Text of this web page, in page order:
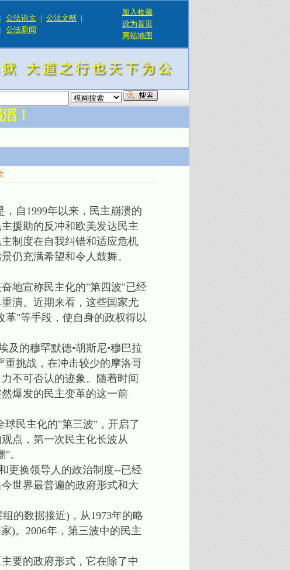
| 公法论文 | 公法文献 |
| 公法新闻
加入收藏
设为首页
网站地图
！
自1999年以来，民主崩溃的
援助的反冲和欧美发达民主
制度在自我纠错和适应危机
仍充满希望和令人鼓舞。
地宣称民主化的"第四波"已经
演。近期来看，这些国家尤
革"等手段，使自身的政权得以
的穆罕默德•胡斯尼•穆巴拉
重挑战，在冲击较少的摩洛哥
不可否认的迹象。随着时间
爆发的民主变革的这一前
民主化的"第三波"，开启了
点，第一次民主化长波从
。
换领导人的政治制度--已经
世界最普遍的政府形式和大
的数据接近)，从1973年的略
)。2006年，第三波中的民主
要的政府形式，它在除了中